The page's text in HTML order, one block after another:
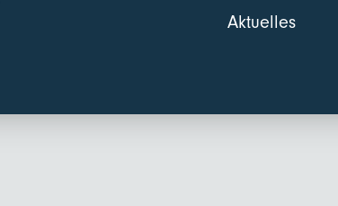
Aktuelles